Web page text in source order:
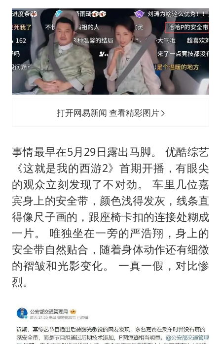
打开网易新闻 查看精彩图片
事情最早在5月29日露出马脚。 优酷综艺
《这就是我的西游2》首期开播，有眼尖
的观众立刻发现了不对劲。 车里几位嘉
宾身上的安全带，颜色浅得发灰，线条直
得像尺子画的，跟座椅卡扣的连接处糊成
一片。 唯独坐在一旁的严浩翔，身上的
安全带自然贴合，随着身体动作还有细微
的褶皱和光影变化。 一真一假，对比惨
烈。